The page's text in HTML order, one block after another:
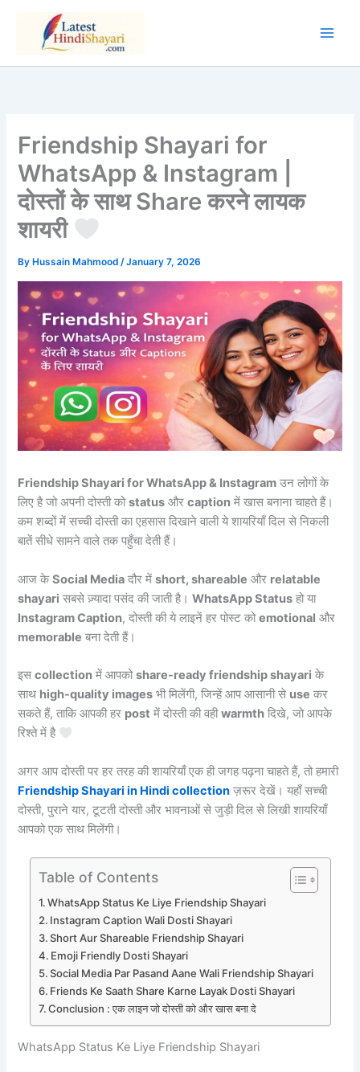
Friendship Shayari for
WhatsApp & Instagram |
दोस्तों के साथ Share करने लायक
शायरी
By Hussain Mahmood/January 7, 2026
Friendship Shayari for WhatsApp & Instagram उन लोगों के
लिए है जो अपनी दोस्ती कोstatus औरcaption में खास बनाना चाहते हैं।
कम शब्दों में सच्ची दोस्ती का एहसास दिखाने वाली ये शायरियाँ दिल से निकली
बातें सीधे सामने वाले तक पहुँचा देती हैं।
आज केSocial Media दौर मेंshort, shareable और relatable
shayari सबसे ज़्यादा पसंद की जाती है।WhatsApp Status हो या
Instagram Caption, दोस्ती की ये लाइनें हर पोस्ट कोemotional और
memorable बना देती हैं।
इसcollection में आपकोshare-ready friendship shayari के
साथ high-quality images भी मिलेंगी, जिन्हें आप आसानी से use कर
सकते हैं, ताकि आपकी हर post में दोस्ती की वहीwarmth दिखे, जो आपके
रिश्ते में है
अगर आप दोस्ती पर हर तरह की शायरियाँ एक ही जगह पढ़ना चाहते हैं, तो हमारी
Friendship Shayari in Hindi collection ज़रूर देखें। यहाँ सच्ची
दोस्ती, पुराने यार, टूटती दोस्ती और भावनाओं से जुड़ी दिल से लिखी शायरियाँ
आपको एक साथ मिलेंगी।
Table of Contents
WhatsApp Status Ke Liye Friendship Shayari
Instagram Caption Wali Dosti Shayari
Short Aur Shareable Friendship Shayari
Emoji Friendly Dosti Shayari
Social Media Par Pasand Aane Wali Friendship Shayari
Friends Ke Saath Share Karne Layak Dosti Shayari
Conclusion : एक लाइन जो दोस्ती को और खास बना दे
WhatsApp Status Ke Liye Friendship Shayari